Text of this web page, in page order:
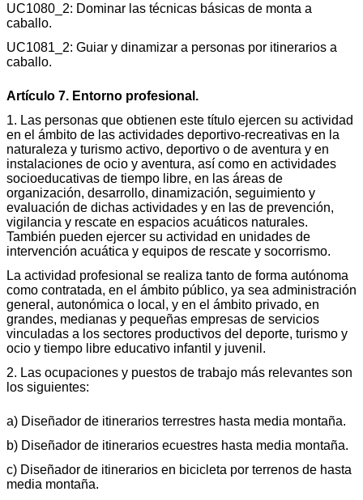
UC1080_2: Dominar las técnicas básicas de monta a
caballo.
UC1081_2: Guiar y dinamizar a personas por itinerarios a
caballo.
Artículo 7. Entorno profesional.
1. Las personas que obtienen este título ejercen su actividad
en el ámbito de las actividades deportivo-recreativas en la
naturaleza y turismo activo, deportivo o de aventura y en
instalaciones de ocio y aventura, así como en actividades
socioeducativas de tiempo libre, en las áreas de
organización, desarrollo, dinamización, seguimiento y
evaluación de dichas actividades y en las de prevención,
vigilancia y rescate en espacios acuáticos naturales.
También pueden ejercer su actividad en unidades de
intervención acuática y equipos de rescate y socorrismo.
La actividad profesional se realiza tanto de forma autónoma
como contratada, en el ámbito público, ya sea administración
general, autonómica o local, y en el ámbito privado, en
grandes, medianas y pequeñas empresas de servicios
vinculadas a los sectores productivos del deporte, turismo y
ocio y tiempo libre educativo infantil y juvenil.
2. Las ocupaciones y puestos de trabajo más relevantes son
los siguientes:
a) Diseñador de itinerarios terrestres hasta media montaña.
b) Diseñador de itinerarios ecuestres hasta media montaña.
c) Diseñador de itinerarios en bicicleta por terrenos de hasta
media montaña.